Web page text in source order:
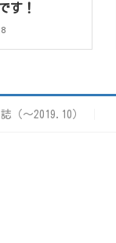
す！
（〜2019.10）